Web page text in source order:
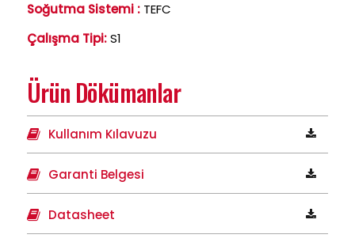
Soğutma Sistemi : TEFC
Çalışma Tipi:S1
Ürün Dökümanlar
Kullanım Kılavuzu
Garanti Belgesi
Datasheet